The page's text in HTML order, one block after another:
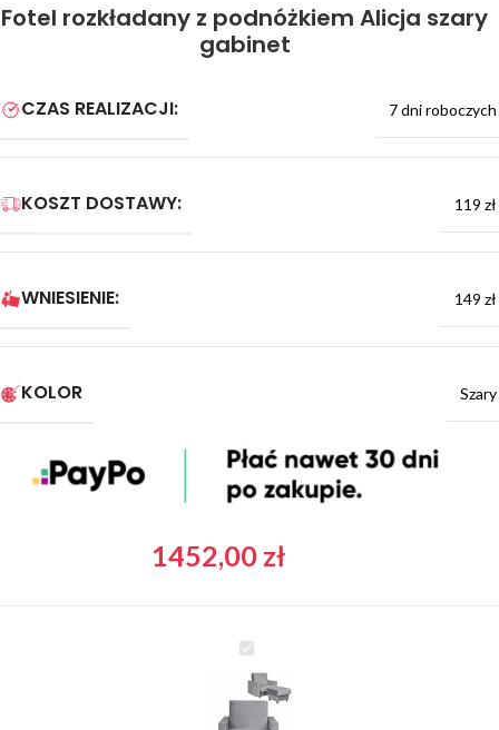
Fotel rozkładany z podnóżkiem Alicja szary
gabinet
CZAS REALIZACJI: 7 dni roboczych
KOSZT DOSTAWY: 119 zł
WNIESIENIE: 149 zł
KOLOR Szary
1452,00 zł
Fotel
rozkładany
podnóżkiem